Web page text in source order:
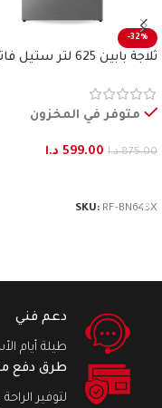
-32%
ثلاجة بابين 625 لتر ستيل
متوفر في المخزون
875.00 د.ا 599.00 د.ا
SKU: RF-BN643X
دعم فني
طيلة أيام
طرق دفع
لتوفير